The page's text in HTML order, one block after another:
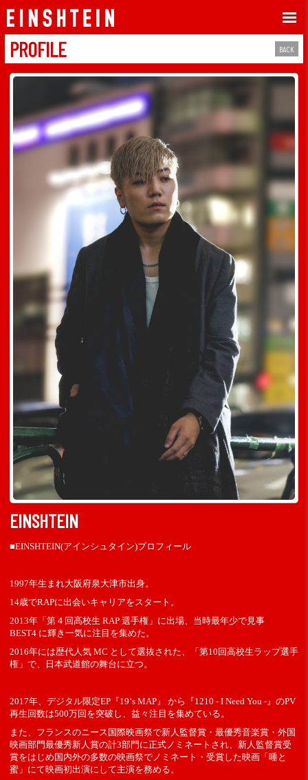
PROFILE BACK
EINSHTEIN
■EINSHTEIN(アインシュタイン)プロフィール
1997年生まれ大阪府泉大津市出身。
14歳でRAPに出会いキャリアをスタート。
2013年「第４回高校生 RAP 選手権」に出場、当時最年少で見事
BEST4 に輝き一気に注目を集めた。
2016年には歴代人気 MC として選抜された、「第10回高校生ラップ選手
権」で、日本武道館の舞台に立つ。
2017年、デジタル限定EP『19‘s MAP』 から『1210 - I Need You -』のPV
再生回数は500万回を突破し、益々注目を集めている。
また、フランスのニース国際映画祭で新人監督賞・最優秀音楽賞・外国
映画部門最優秀新人賞の計3部門に正式ノミネートされ、新人監督賞受
賞をはじめ国内外の多数の映画祭でノミネート・受賞した映画「唾と
蜜」にて映画初出演にして主演を務める。